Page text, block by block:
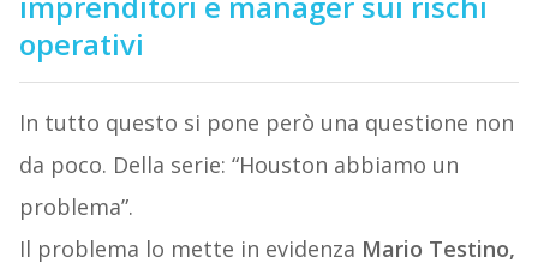
operativi
In tutto questo si pone però una questione non
da poco. Della serie: “Houston abbiamo un
problema”.
Il problema lo mette in evidenza Mario Testino,